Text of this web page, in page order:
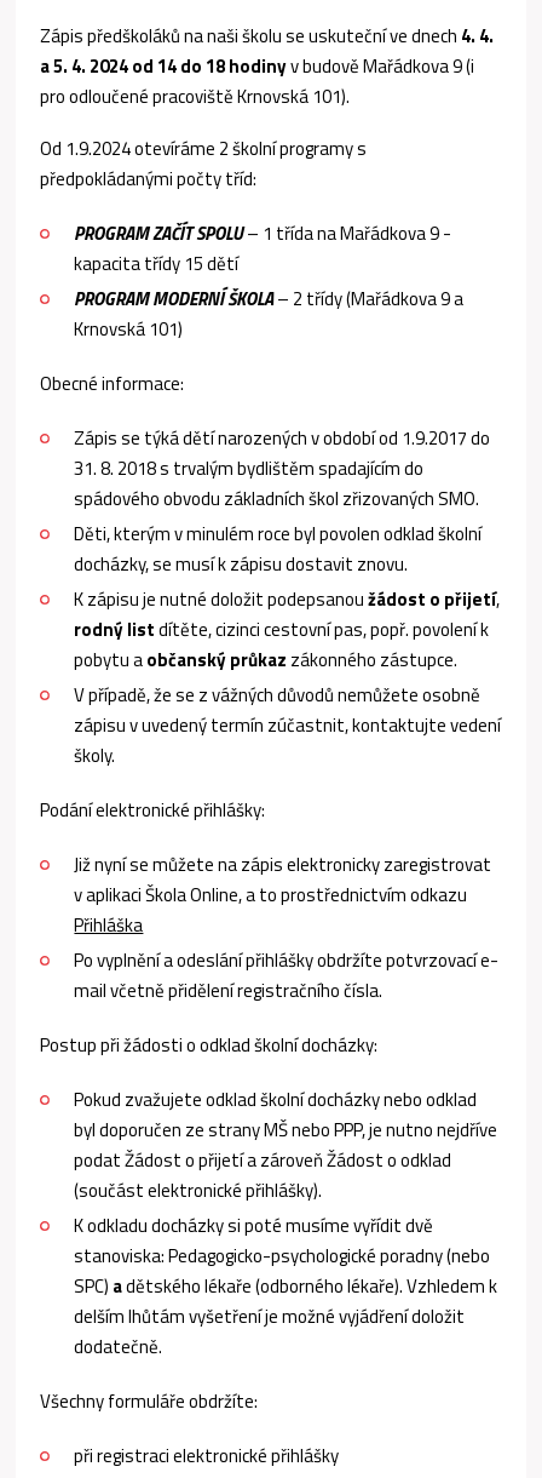
Zápis předškoláků na naši školu se uskuteční ve dnech 4. 4.
a 5. 4. 2024 od 14 do 18 hodinyv budově Mařádkova 9 (i
pro odloučené pracoviště Krnovská 101).
Od 1.9.2024 otevíráme 2 školní programy s
předpokládanými počty tříd:
PROGRAM ZAČÍT SPOLU– 1 třída na Mařádkova 9 -
kapacita třídy 15 dětí
PROGRAM MODERNÍ ŠKOLA– 2 třídy (Mařádkova 9 a
Krnovská 101)
Obecné informace:
Zápis se týká dětí narozených v období od 1.9.2017 do
31. 8. 2018 s trvalým bydlištěm spadajícím do
spádového obvodu základních škol zřizovaných SMO.
Děti, kterým v minulém roce byl povolen odklad školní
docházky, se musí k zápisu dostavit znovu.
K zápisu je nutné doložit podepsanoužádost o přijetí,
rodný listdítěte, cizinci cestovní pas, popř. povolení k
pobytu aobčanský průkaz zákonného zástupce.
V případě, že se z vážných důvodů nemůžete osobně
zápisu v uvedený termín zúčastnit, kontaktujte vedení
školy.
Podání elektronické přihlášky:
Již nyní se můžete na zápis elektronicky zaregistrovat
v aplikaci Škola Online, a to prostřednictvím odkazu
Přihláška
Po vyplnění a odeslání přihlášky obdržíte potvrzovací e-
mail včetně přidělení registračního čísla.
Postup při žádosti o odklad školní docházky:
Pokud zvažujete odklad školní docházky nebo odklad
byl doporučen ze strany MŠ nebo PPP, je nutno nejdříve
podat Žádost o přijetí a zároveň Žádost o odklad
(součást elektronické přihlášky).
K odkladu docházky si poté musíme vyřídit dvě
stanoviska: Pedagogicko-psychologické poradny (nebo
SPC) adětského lékaře (odborného lékaře). Vzhledem k
delším lhůtám vyšetření je možné vyjádření doložit
dodatečně.
Všechny formuláře obdržíte:
při registraci elektronické přihlášky